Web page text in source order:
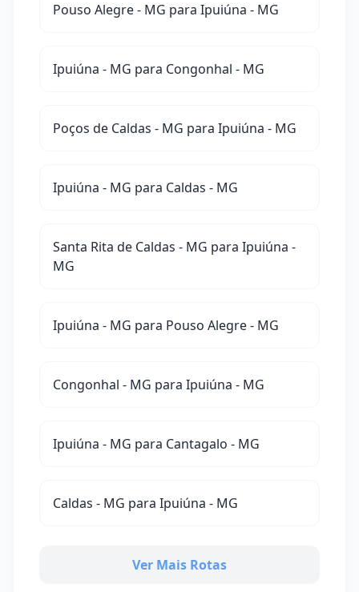
Pouso Alegre - MG para Ipuiúna - MG
Ipuiúna - MG para Congonhal - MG
Poços de Caldas - MG para Ipuiúna - MG
Ipuiúna - MG para Caldas - MG
Santa Rita de Caldas - MG para Ipuiúna -
MG
Ipuiúna - MG para Pouso Alegre - MG
Congonhal - MG para Ipuiúna - MG
Ipuiúna - MG para Cantagalo - MG
Caldas - MG para Ipuiúna - MG
Ver Mais Rotas